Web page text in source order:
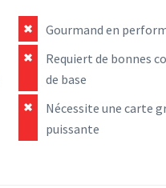
Gourmand en
Requiert de bonnes
de base
Nécessite une carte
puissante